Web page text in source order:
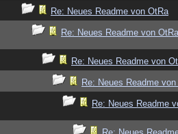
Re: Neues Readme von OtRa
Re: Neues Readme von OtRa
Re: Neues Readme von
Re: Neues Readme
Re: Neues Readme